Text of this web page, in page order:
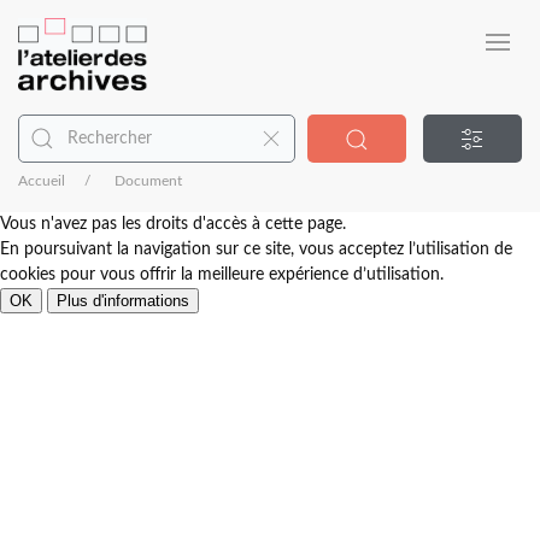
Accueil Document
Vous n'avez pas les droits d'accès à cette page.
En poursuivant la navigation sur ce site, vous acceptez l’utilisation de
cookies pour vous offrir la meilleure expérience d’utilisation.
OK Plus d'informations